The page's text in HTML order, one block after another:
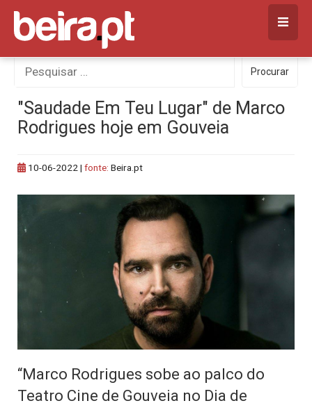
Skip
content
Procurar
por:
Procurar
"Saudade Em Teu Lugar" de Marco
Rodrigues hoje em Gouveia
10-06-2022 | fonte: Beira.pt
“Marco Rodrigues sobe ao palco do
Teatro Cine de Gouveia no Dia de